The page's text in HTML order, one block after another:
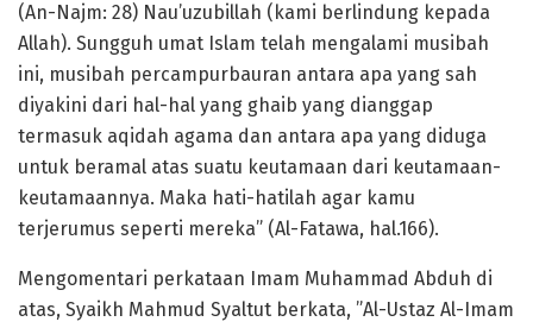
(An-Najm: 28) Nau’uzubillah (kami berlindung kepada
Allah). Sungguh umat Islam telah mengalami musibah
ini, musibah percampurbauran antara apa yang sah
diyakini dari hal-hal yang ghaib yang dianggap
termasuk aqidah agama dan antara apa yang diduga
untuk beramal atas suatu keutamaan dari keutamaan-
keutamaannya. Maka hati-hatilah agar kamu
terjerumus seperti mereka” (Al-Fatawa, hal.166).
Mengomentari perkataan Imam Muhammad Abduh di
atas, Syaikh Mahmud Syaltut berkata, ”Al-Ustaz Al-Imam